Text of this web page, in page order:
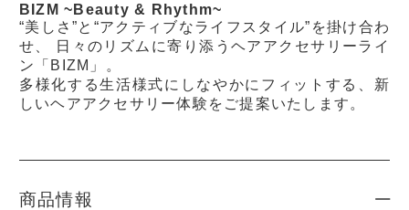
BIZM ~Beauty & Rhythm~
“美しさ”と“アクティブなライフスタイル”を掛け合わ
せ、 日々のリズムに寄り添うヘアアクセサリーライ
ン「BIZM」。
多様化する生活様式にしなやかにフィットする、新
しいヘアアクセサリー体験をご提案いたします。
商品情報